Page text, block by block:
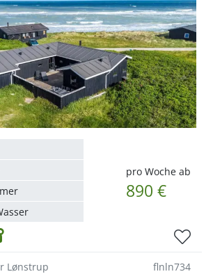
pro Woche ab
890 €
Lønstrup flnln734